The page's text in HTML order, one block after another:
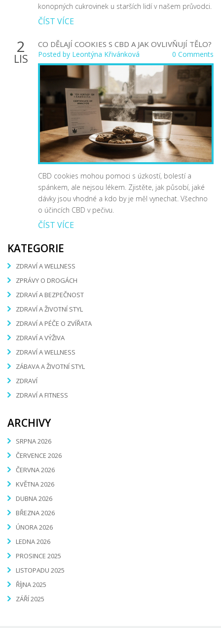
konopných cukrovinek u starších lidí v našem průvodci.
ČÍST VÍCE
2
LIS
CO DĚLAJÍ COOKIES S CBD A JAK OVLIVŇUJÍ TĚLO?
Posted by Leontýna Křivánková 0 Comments
CBD cookies mohou pomoci s úzkostí, bolestí a
spánkem, ale nejsou lékem. Zjistěte, jak působí, jaké
dávky jsou vhodné a kdo by je měl vynechat. Všechno
o účincích CBD v pečivu.
ČÍST VÍCE
KATEGORIE
ZDRAVÍ A WELLNESS
ZPRÁVY O DROGÁCH
ZDRAVÍ A BEZPEČNOST
ZDRAVÍ A ŽIVOTNÍ STYL
ZDRAVÍ A PÉČE O ZVÍŘATA
ZDRAVÍ A VÝŽIVA
ZDRAVÍ A WELLNESS
ZÁBAVA A ŽIVOTNÍ STYL
ZDRAVÍ
ZDRAVÍ A FITNESS
ARCHIVY
SRPNA 2026
ČERVENCE 2026
ČERVNA 2026
KVĚTNA 2026
DUBNA 2026
BŘEZNA 2026
ÚNORA 2026
LEDNA 2026
PROSINCE 2025
LISTOPADU 2025
ŘÍJNA 2025
ZÁŘÍ 2025